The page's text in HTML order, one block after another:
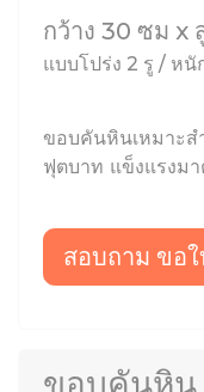
กว้าง 30 ซม x
แบบโปร่ง 2 รู / ห
ขอบคันหินเหมาะ
ฟุตบาท แข็งแรงม
สอบถาม ขอ